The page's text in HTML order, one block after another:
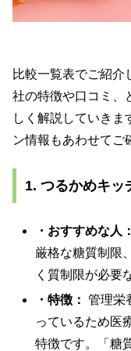
比較一覧表でご紹介
社の特徴や口コミ、
しく解説していきま
ン情報もあわせてご
1. つるかめキッ
・おすすめな人：
厳格な糖質制限
く質制限が必要
・特徴： 管理栄
っているため医
特徴です。「糖